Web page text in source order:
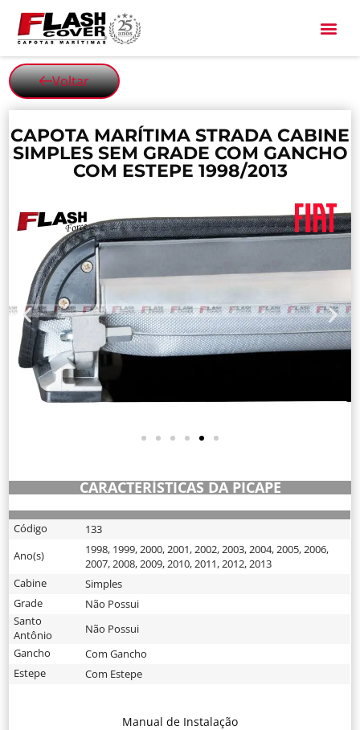
Voltar
CAPOTA MARÍTIMA STRADA CABINE
SIMPLES SEM GRADE COM GANCHO
COM ESTEPE 1998/2013
CARACTERÍSTICAS DA PICAPE
Código
133
Ano(s)
1998, 1999,2000,2001,2002,2003,2004,2005,2006,
2007,2008,2009,2010,2011,2012,2013
Cabine
Simples
Grade
Não Possui
Santo
Antônio
Não Possui
Gancho
Com Gancho
Estepe
Com Estepe
Manual de Instalação